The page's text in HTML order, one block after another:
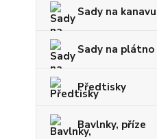
Sady na kanavu
Sady na plátno
Předtisky
Bavlnky, příze